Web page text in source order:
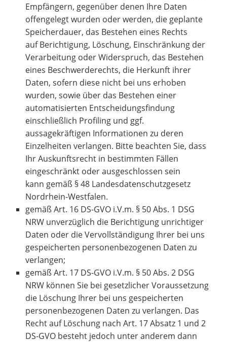
Empfängern, gegenüber denen Ihre Daten
offengelegt wurden oder werden, die geplante
Speicherdauer, das Bestehen eines Rechts
auf Berichtigung, Löschung, Einschränkung der
Verarbeitung oder Widerspruch, das Bestehen
eines Beschwerderechts, die Herkunft ihrer
Daten, sofern diese nicht bei uns erhoben
wurden, sowie über das Bestehen einer
automatisierten Entscheidungsfindung
einschließlich Profiling und ggf.
aussagekräftigen Informationen zu deren
Einzelheiten verlangen. Bitte beachten Sie, dass
Ihr Auskunftsrecht in bestimmten Fällen
eingeschränkt oder ausgeschlossen sein
kann gemäß § 48 Landesdatenschutzgesetz
Nordrhein-Westfalen.
gemäß Art. 16 DS-GVO i.V.m. § 50 Abs. 1 DSG
NRW unverzüglich die Berichtigung unrichtiger
Daten oder die Vervollständigung Ihrer bei uns
gespeicherten personenbezogenen Daten zu
verlangen;
gemäß Art. 17 DS-GVO i.V.m. § 50 Abs. 2 DSG
NRW können Sie bei gesetzlicher Voraussetzung
die Löschung Ihrer bei uns gespeicherten
personenbezogenen Daten zu verlangen. Das
Recht auf Löschung nach Art. 17 Absatz 1 und 2
DS-GVO besteht jedoch unter anderem dann